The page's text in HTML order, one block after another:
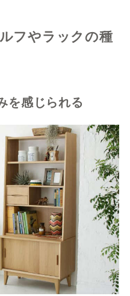
フやラックの種
を感じられる